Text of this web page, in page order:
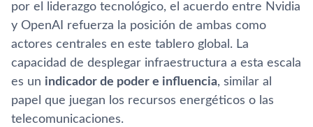
por el liderazgo tecnológico, el acuerdo entre Nvidia
y OpenAI refuerza la posición de ambas como
actores centrales en este tablero global. La
capacidad de desplegar infraestructura a esta escala
es un indicador de poder e influencia, similar al
papel que juegan los recursos energéticos o las
telecomunicaciones.